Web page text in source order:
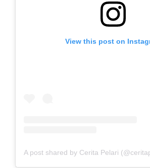
View this post on
A post shared by Cerita Pelari